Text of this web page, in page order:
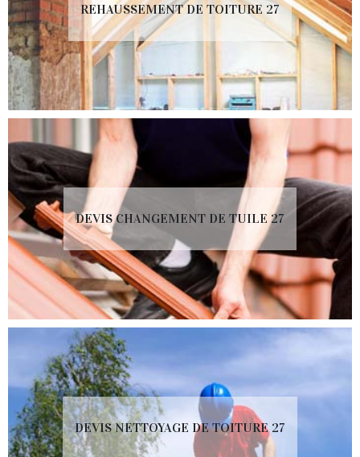
REHAUSSEMENT DE TOITURE 27
DEVIS CHANGEMENT DE TUILE 27
DEVIS NETTOYAGE DE TOITURE 27